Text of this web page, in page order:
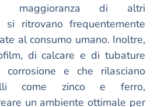
maggioranza di altri
si ritrovano frequentemente
al consumo umano. Inoltre,
di calcare e di tubature
e che rilasciano
come zinco e ferro,
un ambiente ottimale per